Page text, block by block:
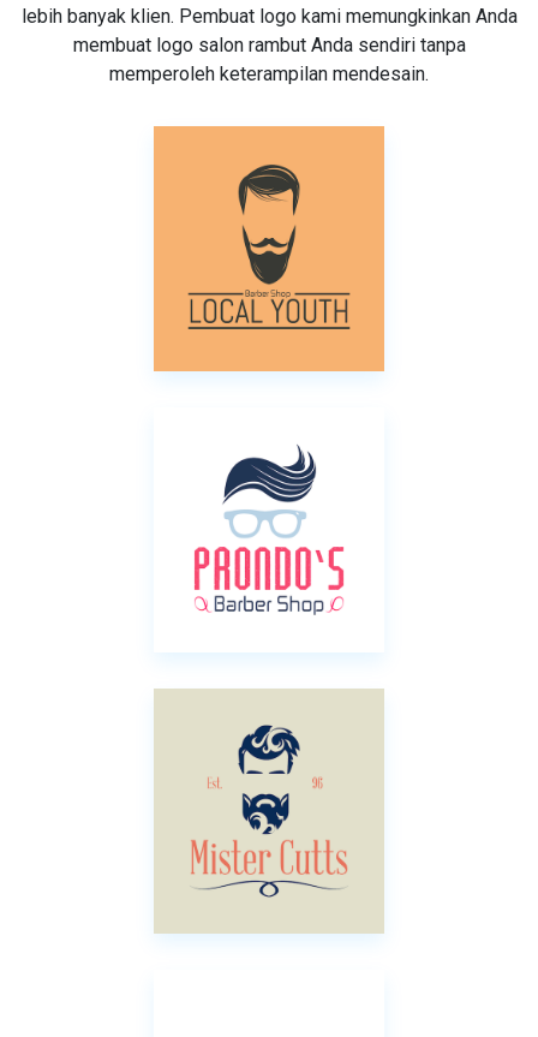
lebih banyak klien. Pembuat logo kami memungkinkan Anda
membuat logo salon rambut Anda sendiri tanpa
memperoleh keterampilan mendesain.